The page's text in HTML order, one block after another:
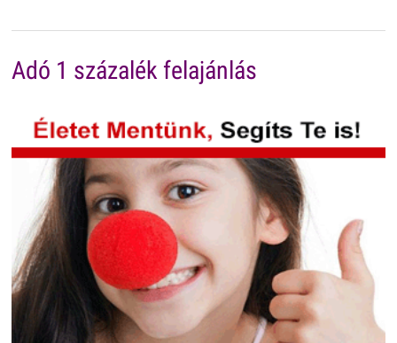
Adó 1 százalék felajánlás